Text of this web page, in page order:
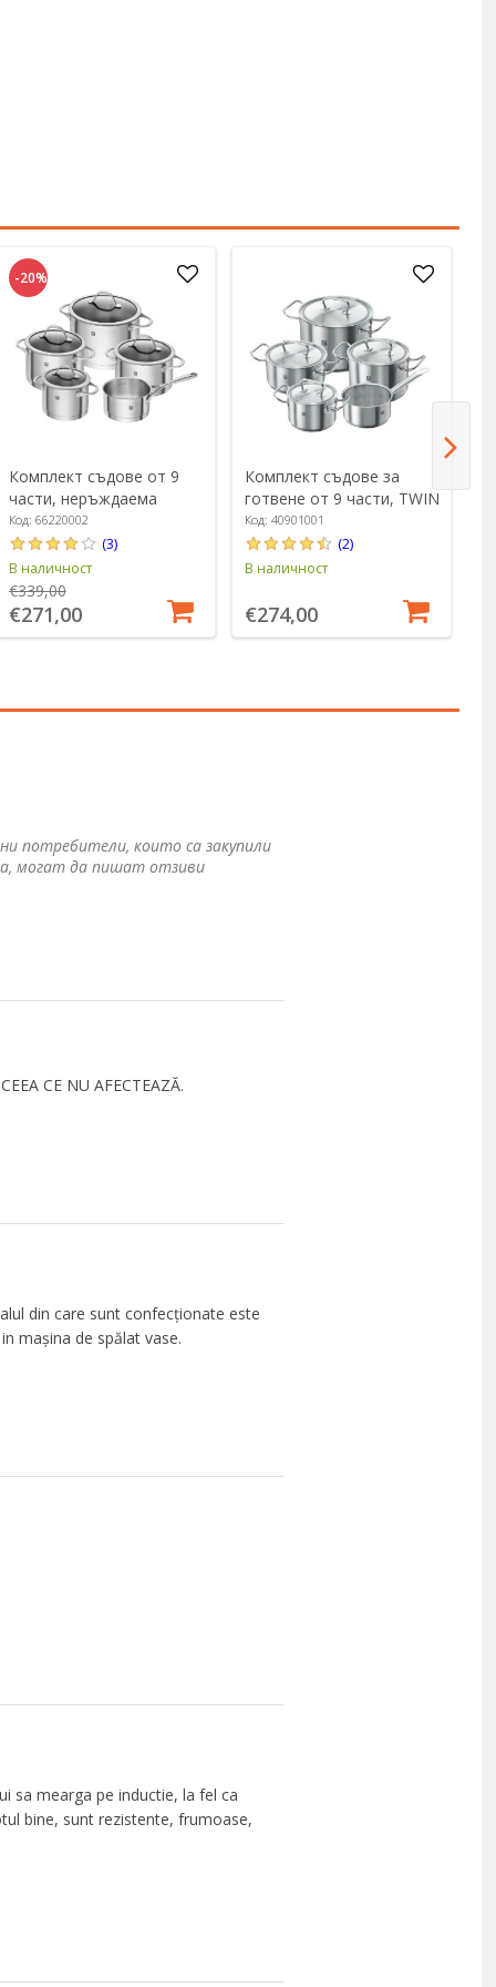
-20%
Комплект съдове от 9
части, неръждаема
стомана, "Essence" -
Zwilling
Код: 66220002
(3)
В наличност
€339,00
€271,00
Комплект съдове за
готвене от 9 части, TWIN
Classic - Zwilling
Код: 40901001
(2)
В наличност
€274,00
потребители, които са закупили
могат да пишат отзиви
CE NU AFECTEAZĂ.
din care sunt confecționate este
mașina de spălat vase.
sa mearga pe inductie, la fel ca
bine, sunt rezistente, frumoase,